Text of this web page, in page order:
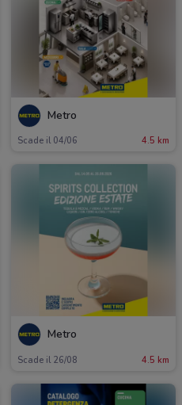
Metro
Scade il 04/06 4.5 km
Metro
Scade il 26/08 4.5 km